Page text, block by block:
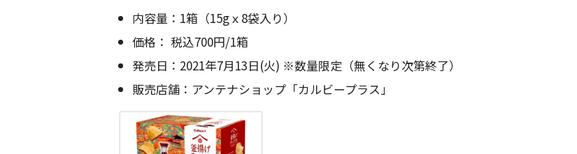
内容量：1箱（15gｘ8袋入り）
価格： 税込700円/1箱
発売日：2021年7月13日(火) ※数量限定（無くなり次第終了）
販売店舗：アンテナショップ「カルビープラス」